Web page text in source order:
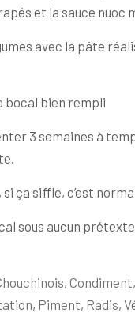
et la sauce nuoc
avec la pâte
bocal bien rempli
3 semaines à
ça siffle, c’est
sous aucun
, Condiment,
, Piment, Radis,